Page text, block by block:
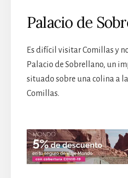
Palacio de
Es difícil visitar Comillas y
Palacio de Sobrellano, un
situado sobre una colina a
Comillas.